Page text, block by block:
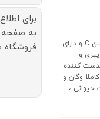
ویژگی ها: حاوی 8% آسکوربیک اسید و 2% آلفا آربوتین، سرشار از ویتامین C و دارای
و
کننده
وگان و
حیوانی ،
برای
به صفحه
فروشگاه